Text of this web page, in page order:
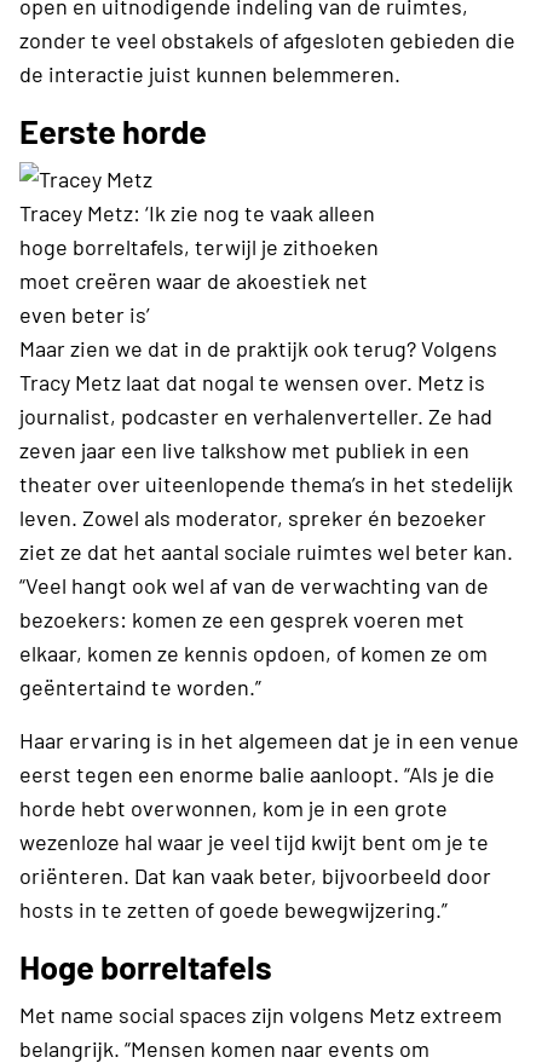
open en uitnodigende indeling van de ruimtes,
zonder te veel obstakels of afgesloten gebieden die
de interactie juist kunnen belemmeren.
Eerste horde
Tracey Metz: ‘Ik zie nog te vaak alleen
hoge borreltafels, terwijl je zithoeken
moet creëren waar de akoestiek net
even beter is’
Maar zien we dat in de praktijk ook terug? Volgens
Tracy Metz laat dat nogal te wensen over. Metz is
journalist, podcaster en verhalenverteller. Ze had
zeven jaar een live talkshow met publiek in een
theater over uiteenlopende thema’s in het stedelijk
leven. Zowel als moderator, spreker én bezoeker
ziet ze dat het aantal sociale ruimtes wel beter kan.
“Veel hangt ook wel af van de verwachting van de
bezoekers: komen ze een gesprek voeren met
elkaar, komen ze kennis opdoen, of komen ze om
geëntertaind te worden.”
Haar ervaring is in het algemeen dat je in een venue
eerst tegen een enorme balie aanloopt. “Als je die
horde hebt overwonnen, kom je in een grote
wezenloze hal waar je veel tijd kwijt bent om je te
oriënteren. Dat kan vaak beter, bijvoorbeeld door
hosts in te zetten of goede bewegwijzering.”
Hoge borreltafels
Met name social spaces zijn volgens Metz extreem
belangrijk. “Mensen komen naar events om